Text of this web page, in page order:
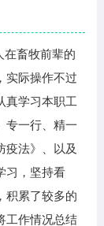
畜牧前辈的
实际操作不过
真学习本职工
专一行、精一
疫法》、以及
习，坚持看
积累了较多的
工作情况总结